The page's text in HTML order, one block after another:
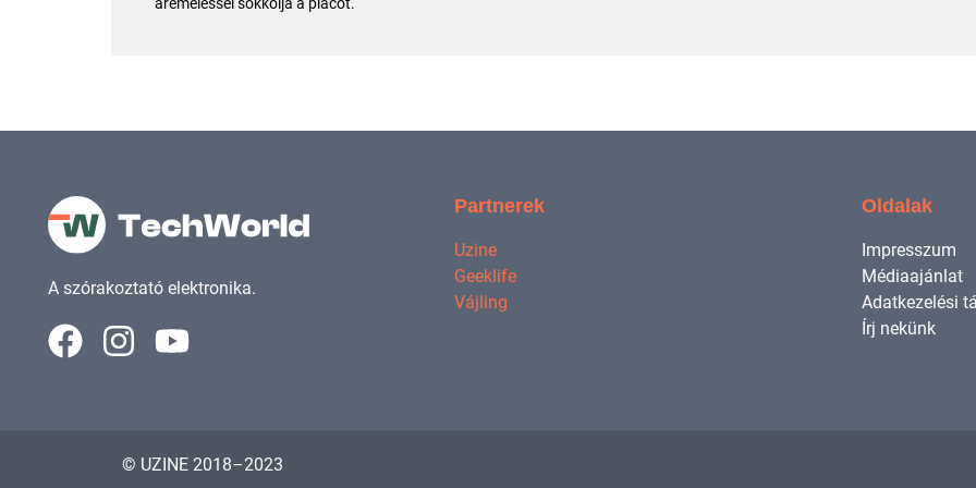
A szórakoztató elektronika.
Partnerek
Uzine
Geeklife
Vájling
Oldalak
Impresszum
Médiaajánlat
Adatkezelési
Írj nekünk
© UZINE 2018–2023